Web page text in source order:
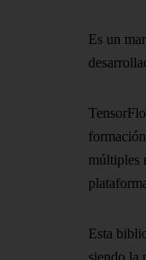
Es un
múltiples
Esta